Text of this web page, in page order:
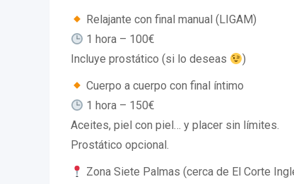
Relajante con final manual (LIGAM)
1 hora – 100€
Incluye prostático (si lo deseas
)
Cuerpo a cuerpo con final íntimo
1 hora – 150€
Aceites, piel con piel… y placer sin límites.
Prostático opcional.
Zona Siete Palmas (cerca de El Corte